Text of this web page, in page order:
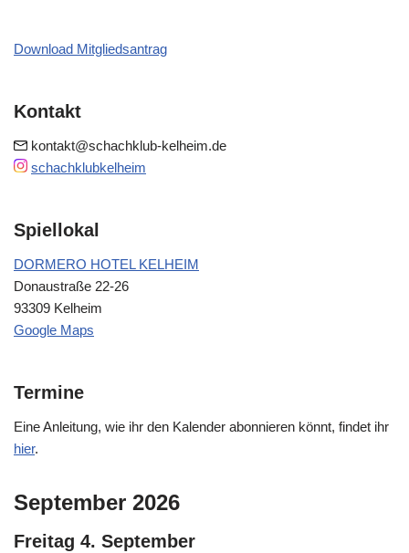
Download Mitgliedsantrag
Kontakt
kontakt@schachklub-kelheim.de
schachklubkelheim
Spiellokal
DORMERO HOTEL KELHEIM
Donaustraße 22-26
93309 Kelheim
Google Maps
Termine
Eine Anleitung, wie ihr den Kalender abonnieren könnt, findet ihr
hier.
September 2026
Freitag 4. September